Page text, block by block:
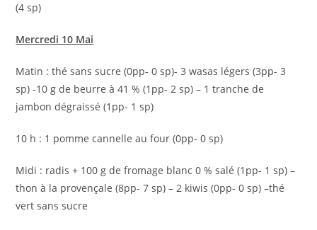
(4 sp)
Mercredi 10 Mai
Matin : thé sans sucre (0pp- 0 sp)- 3 wasas légers (3pp- 3
sp) -10 g de beurre à 41 % (1pp- 2 sp) – 1 tranche de
jambon dégraissé (1pp- 1 sp)
10 h : 1 pomme cannelle au four (0pp- 0 sp)
Midi : radis + 100 g de fromage blanc 0 % salé (1pp- 1 sp) –
thon à la provençale (8pp- 7 sp) – 2 kiwis (0pp- 0 sp) –thé
vert sans sucre